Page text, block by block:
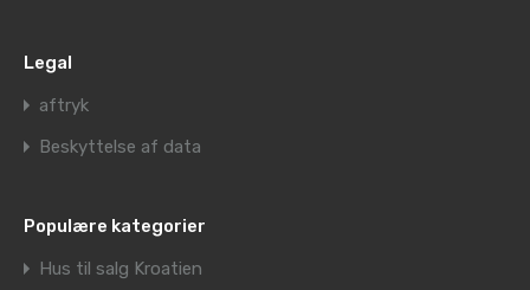
Legal
aftryk
Beskyttelse af data
Populære kategorier
Hus til salg Kroatien